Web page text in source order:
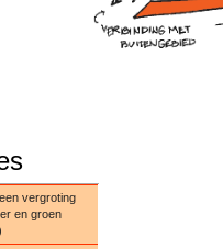
vergroting
en groen